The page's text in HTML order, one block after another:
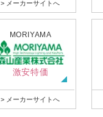
> メーカーサイトへ
MORIYAMA
激安特価
> メーカーサイトへ